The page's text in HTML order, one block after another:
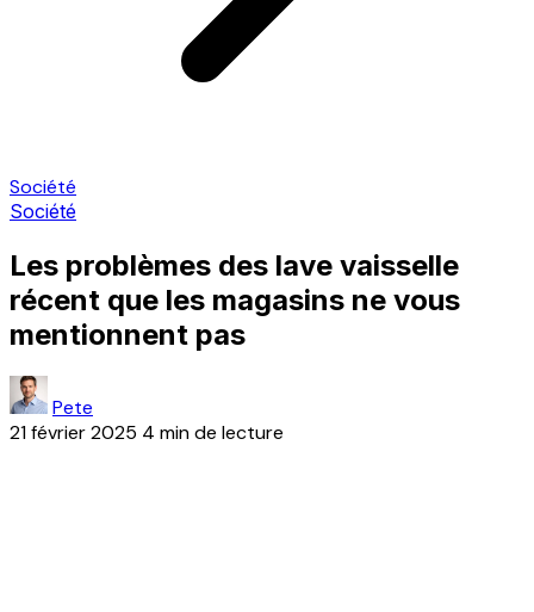
Société
Société
Les problèmes des lave vaisselle
récent que les magasins ne vous
mentionnent pas
Pete
21 février 2025 4 min de lecture